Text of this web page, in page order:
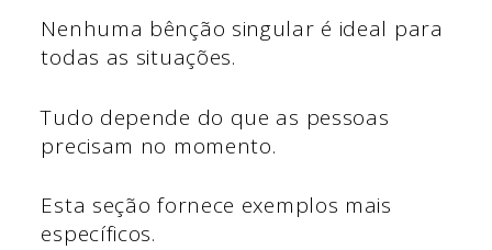
Nenhuma bênção singular é ideal para
todas as situações.
Tudo depende do que as pessoas
precisam no momento.
Esta seção fornece exemplos mais
específicos.